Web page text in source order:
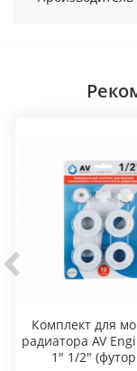
Комплект для
радиатора AV
1" 1/2"